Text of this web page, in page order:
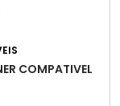
COMPATIVEL